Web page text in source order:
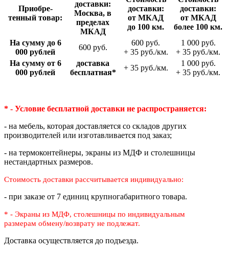
Приобре­
тенный товар:
доставки:
Москва, в
пределах
МКАД
доставки:
от МКАД
до 100 км.
доставки:
от МКАД
более 100 км.
На сумму до 6
000 рублей
600 руб.
600 руб.
+ 35 руб./км.
1 000 руб.
+ 35 руб./км.
На сумму от 6
000 рублей
доставка
беспла­тная*
+ 35 руб./км.
1 000 руб.
+ 35 руб./км.
* - Условие бесплатной доставки не распространяется:
- на мебель, которая доставляется со складов других
производителей или изготавливается под заказ;
- на термоконтейнеры, экраны из МДФ и столешницы
нестандартных размеров.
Стоимость доставки рассчитывается индивидуально:
- при заказе от 7 единиц крупногабаритного товара.
* - Экраны из МДФ, столешницы по индивидуальным
размерам обмену/возврату не подлежат.
Доставка осуществляется до подъезда.